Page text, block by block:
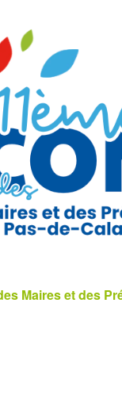
Maires et des